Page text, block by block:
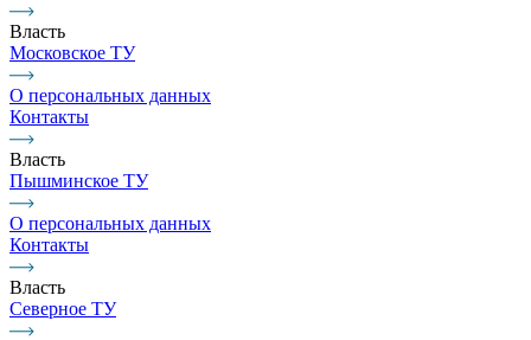
Власть
Московское ТУ
О персональных данных
Контакты
Власть
Пышминское ТУ
О персональных данных
Контакты
Власть
Северное ТУ